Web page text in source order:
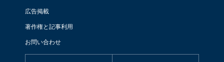
広告掲載
著作権と記事利用
お問い合わせ